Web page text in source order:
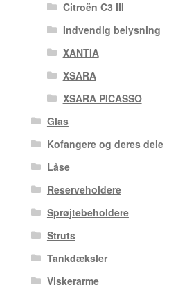
Citroën C3 III
Indvendig belysning
XANTIA
XSARA
XSARA PICASSO
Glas
Kofangere og deres dele
Låse
Reserveholdere
Sprøjtebeholdere
Struts
Tankdæksler
Viskerarme